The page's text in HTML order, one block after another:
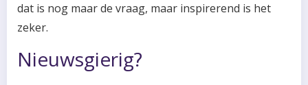
dat is nog maar de vraag, maar inspirerend is het
zeker.
Nieuwsgierig?